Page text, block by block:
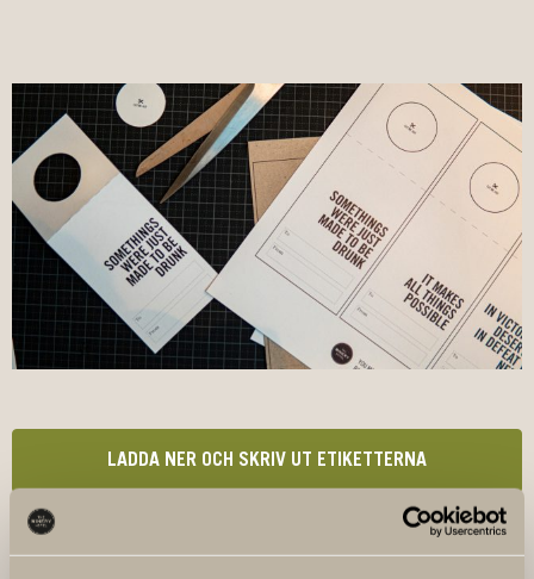
LADDA NER OCH SKRIV UT ETIKETTERNA